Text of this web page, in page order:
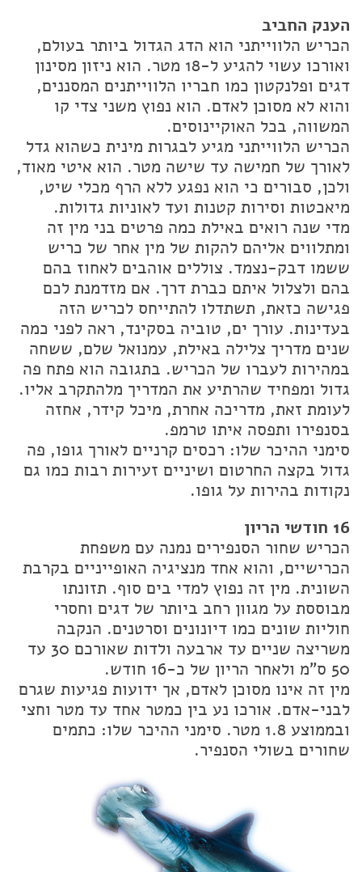
הענק החביב
הכריש הלווייתני הוא הדג הגדול ביותר בעולם,
ואורכו עשוי להגיע ל-18 מטר. הוא ניזון מסינון
דגים ופלנקטון כמו חבריו הלווייתנים המסננים,
והוא לא מסוכן לאדם. הוא נפוץ משני צדי קו
המשווה, בכל האוקיינוסים.
הכריש הלווייתני מגיע לבגרות מינית כשהוא גדל
לאורך של חמישה עד שישה מטר. הוא איטי מאוד,
ולכן, סבורים כי הוא נפגע ללא הרף מכלי שיט,
מיאכטות וסירות קטנות ועד לאוניות גדולות.
מדי שנה רואים באילת כמה פרטים בני מין זה
ומתלווים אליהם להקות של מין אחר של כריש
ששמו דבק-נצמד. צוללים אוהבים לאחוז בהם
בהם ולצלול איתם כברת דרך. אם מזדמנת לכם
פגישה כזאת, תשתדלו להתייחס לכריש הזה
בעדינות. עורך ים, טוביה בסקינד, ראה לפני כמה
שנים מדריך צלילה באילת, עמנואל שלם, ששחה
במהירות לעברו של הכריש. בתגובה הוא פתח פה
גדול ומפחיד שהרתיע את המדריך מלהתקרב אליו.
לעומת זאת, מדריכה אחרת, מיכל קידר, אחזה
בסנפירו ותפסה איתו טרמפ.
סימני ההיכר שלו: רכסים קרניים לאורך גופו, פה
גדול בקצה החרטום ושיניים זעירות רבות כמו גם
נקודות בהירות על גופו.
16 חודשי הריון
הכריש שחור הסנפירים נמנה עם משפחת
הכרישיים, והוא אחד מנציגיה האופייניים בקרבת
השונית. מין זה נפוץ למדי בים סוף. תזונתו
מבוססת על מגוון רחב ביותר של דגים וחסרי
חוליות שונים כמו דיונונים וסרטנים. הנקבה
משריצה שניים עד ארבעה ולדות שאורכם 30 עד
50 ס"מ ולאחר הריון של כ-16 חודש.
מין זה אינו מסוכן לאדם, אך ידועות פגיעות שגרם
לבני-אדם. אורכו נע בין כמטר אחד עד מטר וחצי
ובממוצע 1.8 מטר. סימני ההיכר שלו: כתמים
שחורים בשולי הסנפיר.